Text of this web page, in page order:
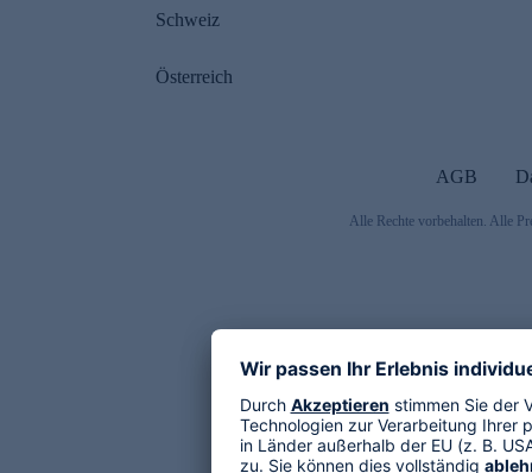
Schweiz
Österreich
AGB
Alle Rechte vorbehalten. Alle